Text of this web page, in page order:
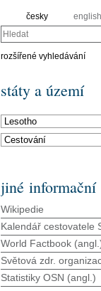
česky english
Hledat
rozšířené vyhledávání
státy a území
jiné informační
Wikipedie
Kalendář cestovatele
World Factbook
Světová zdr.
Statistiky OSN (angl.)